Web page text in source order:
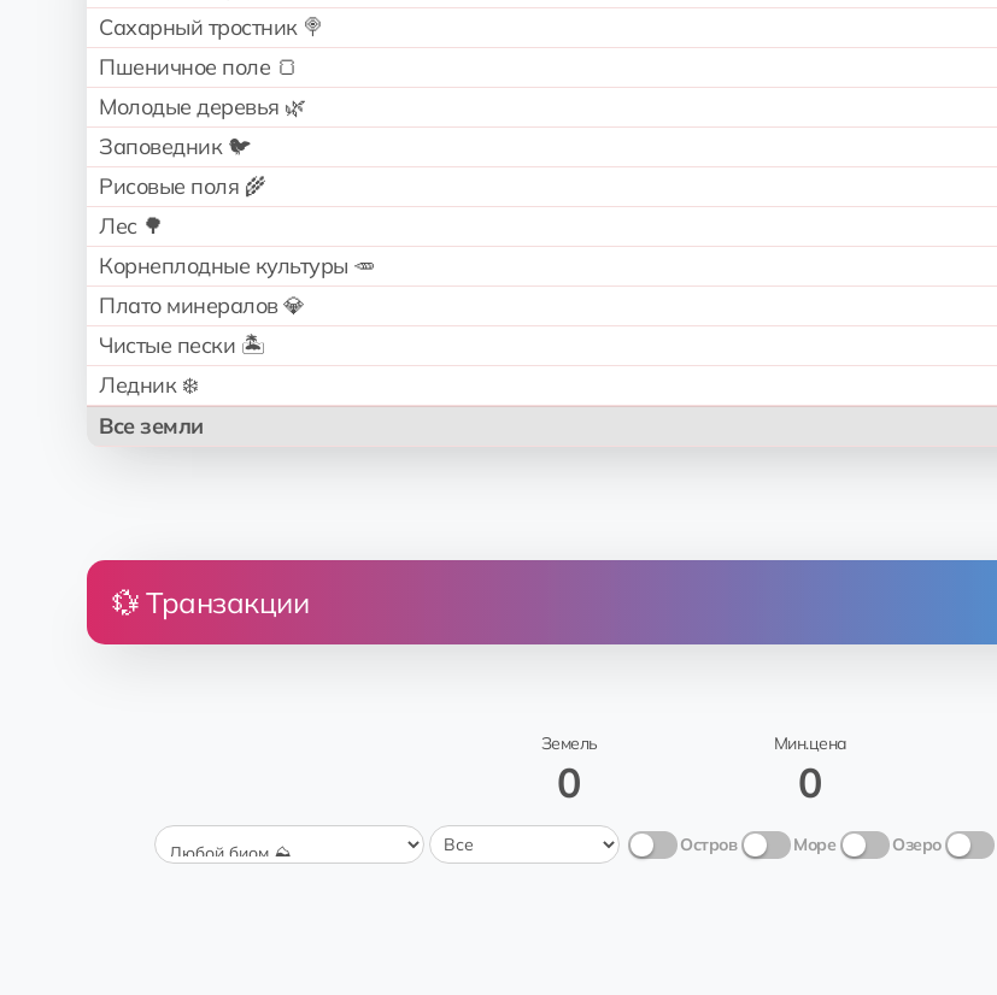
Сахарный тростник 🍭
Пшеничное поле 🍞
Молодые деревья 🌿
Заповедник 🐦
Рисовые поля 🌾
Лес 🌳
Корнеплодные культуры 🥕
Плато минералов 💎
Чистые пески 🏝️
Ледник ❄️
Все земли
💱 Транзакции
Земель
0
Мин.цена
0
Остров Море Озеро